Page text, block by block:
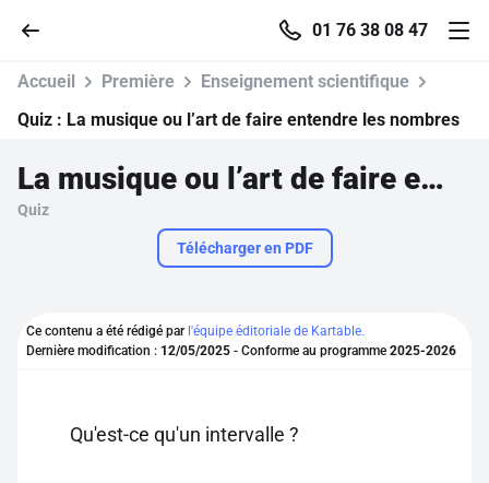
01 76 38 08 47
Accueil
Se connecter
S'inscrire gratuitement
Accueil Première
Enseignement scientifique
Quiz : La musique ou l’art de faire entendre les nombres
La musique ou l’art de faire entendre les nombres
Quiz
Télécharger en PDF
Ce contenu a été rédigé par l'équipe éditoriale de Kartable.
Dernière modification : 12/05/2025 - Conforme au programme 2025-2026
Qu'est-ce qu'un intervalle ?